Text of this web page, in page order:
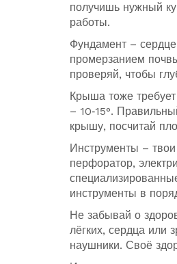
получишь нужный
работы.
Фундамент – сердце
промерзанием
проверяй, чтобы
Крыша тоже
– 10‑15°.
крышу, посчитай
Инструменты –
перфоратор,
инструменты в
Не забывай о
лёгких, сердца или
наушники. Своё